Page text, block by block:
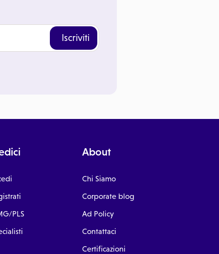
Iscriviti
PLS
About
Chi Siamo
Corporate blog
Ad Policy
Contattaci
Certificazioni